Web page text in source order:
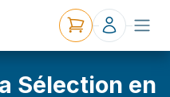
Sélection en